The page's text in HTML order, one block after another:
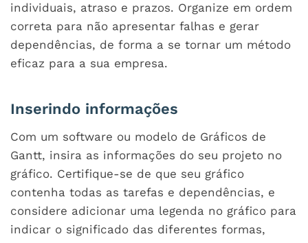
individuais, atraso e prazos. Organize em ordem
correta para não apresentar falhas e gerar
dependências, de forma a se tornar um método
eficaz para a sua empresa.
Inserindo informações
Com um software ou modelo de Gráficos de
Gantt, insira as informações do seu projeto no
gráfico. Certifique-se de que seu gráfico
contenha todas as tarefas e dependências, e
considere adicionar uma legenda no gráfico para
indicar o significado das diferentes formas,